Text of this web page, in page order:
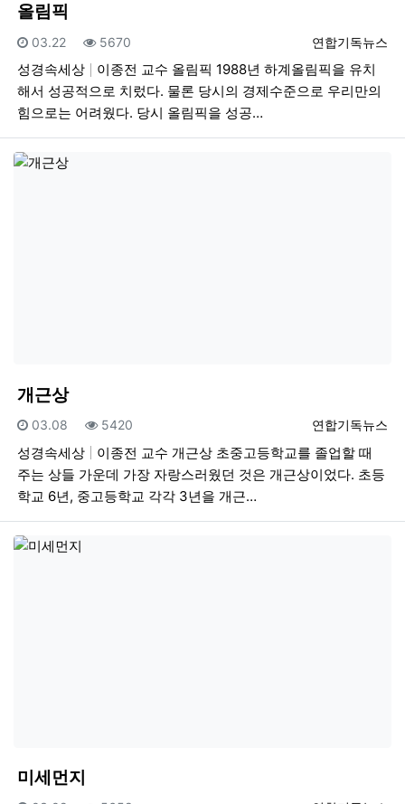
올림픽
등록자
연합기독뉴스
등록일
03.22 조회
5670
성경속세상
이종전 교수 올림픽 1988년 하계올림픽을 유치
해서 성공적으로 치렀다. 물론 당시의 경제수준으로 우리만의
힘으로는 어려웠다. 당시 올림픽을 성공…
개근상
등록자
연합기독뉴스
등록일
03.08 조회
5420
성경속세상
이종전 교수 개근상 초중고등학교를 졸업할 때
주는 상들 가운데 가장 자랑스러웠던 것은 개근상이었다. 초등
학교 6년, 중고등학교 각각 3년을 개근…
미세먼지